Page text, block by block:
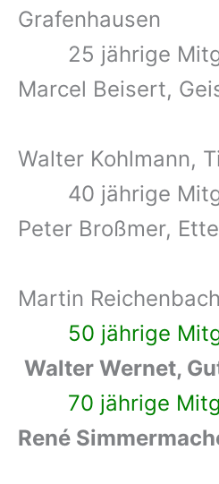
Grafenhausen
25 jährige
Marcel Beisert,
Walter Kohlmann,
40 jährige
Peter Broßmer,
Martin
50 jährige
Walter Wernet,
70 jährige
René